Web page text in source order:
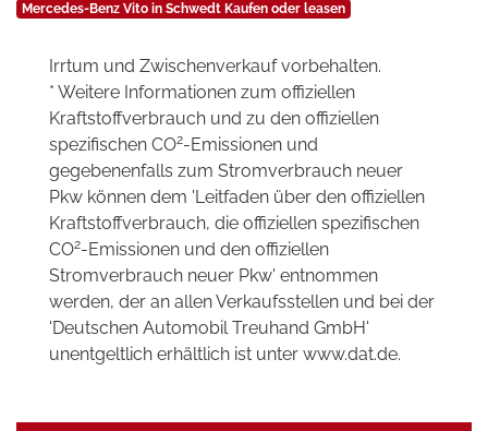
Mercedes-Benz Vito in Schwedt Kaufen oder leasen
Irrtum und Zwischenverkauf vorbehalten.
* Weitere Informationen zum offiziellen
Kraftstoffverbrauch und zu den offiziellen
spezifischen CO2-Emissionen und
gegebenenfalls zum Stromverbrauch neuer
Pkw können dem 'Leitfaden über den offiziellen
Kraftstoffverbrauch, die offiziellen spezifischen
CO2-Emissionen und den offiziellen
Stromverbrauch neuer Pkw' entnommen
werden, der an allen Verkaufsstellen und bei der
'Deutschen Automobil Treuhand GmbH'
unentgeltlich erhältlich ist unter www.dat.de.